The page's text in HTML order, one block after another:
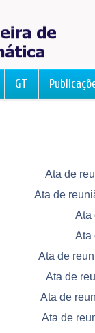
GT
Ata de
Ata de
Ata
Ata
Ata de
Ata de
Ata de
Ata de